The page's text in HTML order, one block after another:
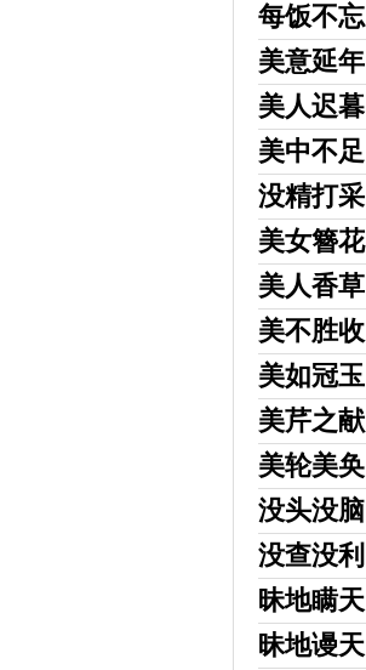
每饭不忘
美意延年
美人迟暮
美中不足
没精打采
美女簪花
美人香草
美不胜收
美如冠玉
美芹之献
美轮美奂
没头没脑
没查没利
昧地瞒天
昧地谩天